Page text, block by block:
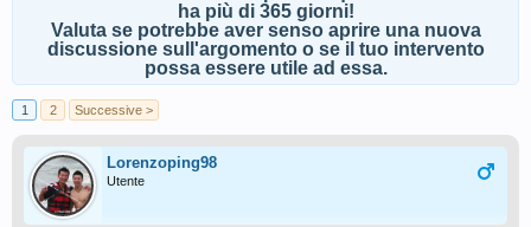
ha più di 365 giorni!
Valuta se potrebbe aver senso aprire una nuova
discussione sull'argomento o se il tuo intervento
possa essere utile ad essa.
1 2 Successive >
Lorenzoping98
Utente